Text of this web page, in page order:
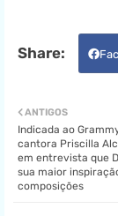
ANTIGOS
Indicada ao
cantora Priscilla
em entrevista que
sua maior
composições